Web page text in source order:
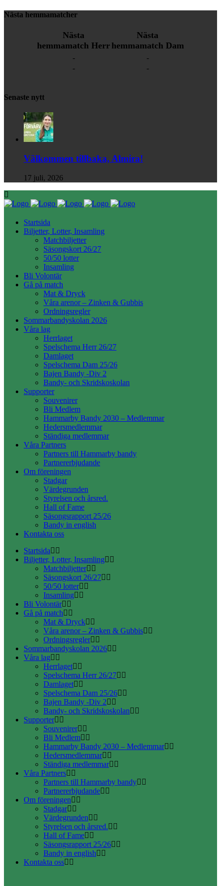
Nästa hemmamatcher
Nästa
hemmamatch Herr
-
-
Nästa
hemmamatch Dam
-
-
Senaste nytt
Välkommen tillbaka, Almira!
17 juli, 2026
Startsida
Biljetter, Lotter, Insamling
Matchbiljetter
Säsongskort 26/27
50/50 lotter
Insamling
Bli Volontär
Gå på match
Mat & Dryck
Våra arenor – Zinken & Gubbis
Ordningsregler
Sommarbandyskolan 2026
Våra lag
Herrlaget
Spelschema Herr 26/27
Damlaget
Spelschema Dam 25/26
Bajen Bandy -Div 2
Bandy- och Skridskoskolan
Supporter
Souvenirer
Bli Medlem
Hammarby Bandy 2030 – Medlemmar
Hedersmedlemmar
Ständiga medlemmar
Våra Partners
Partners till Hammarby bandy
Partnererbjudande
Om föreningen
Stadgar
Värdegrunden
Styrelsen och årsred.
Hall of Fame
Säsongsrapport 25/26
Bandy in english
Kontakta oss
Startsida
Biljetter, Lotter, Insamling
Matchbiljetter
Säsongskort 26/27
50/50 lotter
Insamling
Bli Volontär
Gå på match
Mat & Dryck
Våra arenor – Zinken & Gubbis
Ordningsregler
Sommarbandyskolan 2026
Våra lag
Herrlaget
Spelschema Herr 26/27
Damlaget
Spelschema Dam 25/26
Bajen Bandy -Div 2
Bandy- och Skridskoskolan
Supporter
Souvenirer
Bli Medlem
Hammarby Bandy 2030 – Medlemmar
Hedersmedlemmar
Ständiga medlemmar
Våra Partners
Partners till Hammarby bandy
Partnererbjudande
Om föreningen
Stadgar
Värdegrunden
Styrelsen och årsred.
Hall of Fame
Säsongsrapport 25/26
Bandy in english
Kontakta oss